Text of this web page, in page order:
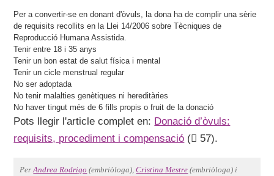
Per a convertir-se en donant d'òvuls, la dona ha de complir una sèrie
de requisits recollits en la Llei 14/2006 sobre Tècniques de
Reproducció Humana Assistida.
Tenir entre 18 i 35 anys
Tenir un bon estat de salut física i mental
Tenir un cicle menstrual regular
No ser adoptada
No tenir malalties genètiques ni hereditàries
No haver tingut més de 6 fills propis o fruit de la donació
Pots llegir l'article complet en: Donació d’òvuls:
requisits, procediment i compensació ( 57).
PerAndrea Rodrigo (embriòloga),Cristina Mestre (embriòloga) i